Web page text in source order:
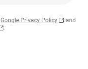
Google Privacy Policy
and